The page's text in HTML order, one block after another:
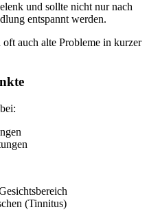
und sollte nicht nur nach
entspannt werden.
auch alte Probleme in kurzer
bei:
(Tinnitus)